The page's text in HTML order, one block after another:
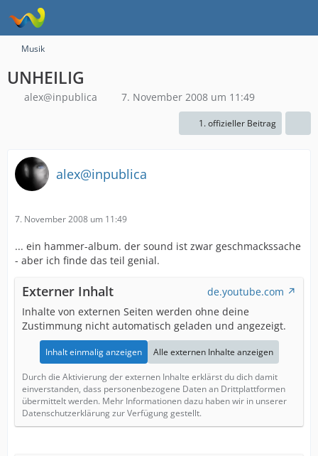
Musik
UNHEILIG
alex@inpublica 7. November 2008 um 11:49
1. offizieller Beitrag
alex@inpublica
7. November 2008 um 11:49
... ein hammer-album. der sound ist zwar geschmackssache
- aber ich finde das teil genial.
Externer Inhalt
de.youtube.com
Inhalte von externen Seiten werden ohne deine
Zustimmung nicht automatisch geladen und angezeigt.
Inhalt einmalig anzeigen Alle externen Inhalte anzeigen
Durch die Aktivierung der externen Inhalte erklärst du dich damit
einverstanden, dass personenbezogene Daten an Drittplattformen
übermittelt werden. Mehr Informationen dazu haben wir in unserer
Datenschutzerklärung zur Verfügung gestellt.